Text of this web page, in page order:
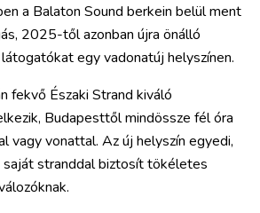
a Balaton Sound berkein belül ment
2025-től azonban újra önálló
egy vadonatúj helyszínen.
fekvő Északi Strand kiváló
Budapesttől mindössze fél óra
vagy vonattal. Az új helyszín egyedi,
stranddal biztosít tökéletes